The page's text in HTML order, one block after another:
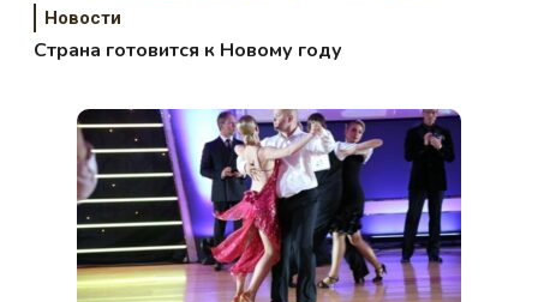
Новости
Страна готовится к Новому году